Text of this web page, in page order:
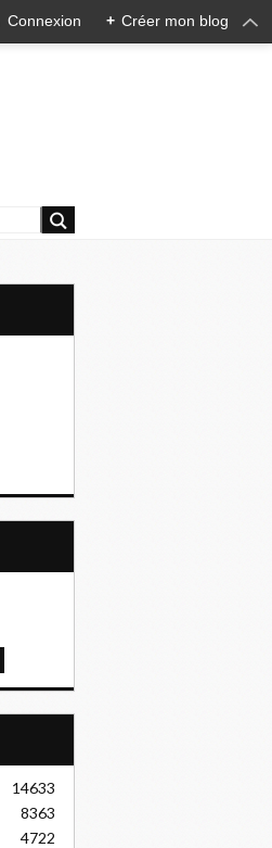
Connexion + Créer mon blog
14633
8363
4722